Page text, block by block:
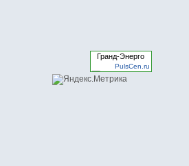
Гранд-Энерго
PulsCen.ru